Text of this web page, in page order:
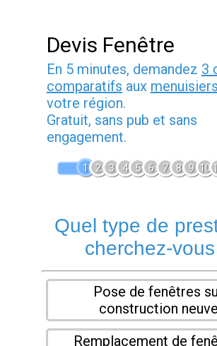
Devis Fenêtre
En 5 minutes, demandez 3
comparatifs aux menuisiers
votre région.
Gratuit, sans pub et sans
engagement.
1 2 3 4 5 6 7 8 9 10
Quel type de
cherchez-
Pose de fenêtres
construction neuve
Remplacement de